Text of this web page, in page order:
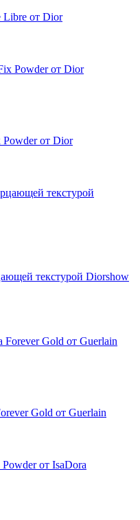
Libre от Dior
от Dior
текстурой Diorshow
Gold от Guerlain